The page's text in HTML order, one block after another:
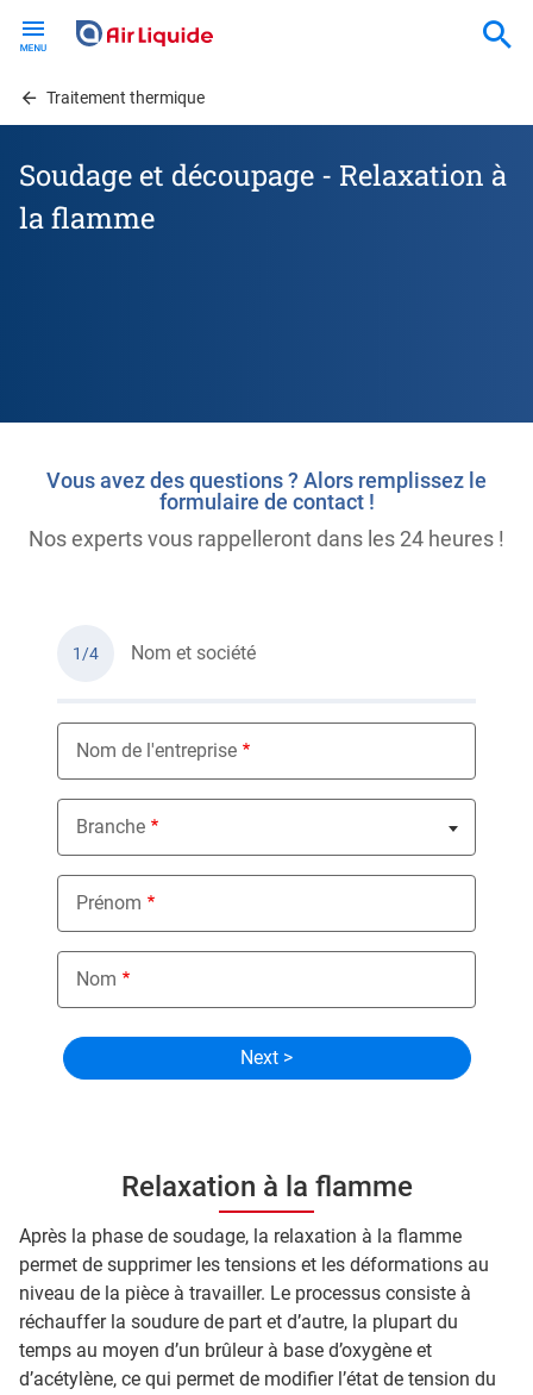
contentTraitement thermique
Soudage et découpage - Relaxation à
la flamme
Relaxation à la flamme
Après la phase de soudage, la relaxation à la flamme
permet de supprimer les tensions et les déformations au
niveau de la pièce à travailler. Le processus consiste à
réchauffer la soudure de part et d’autre, la plupart du
temps au moyen d’un brûleur à base d’oxygène et
d’acétylène, ce qui permet de modifier l’état de tension du
Vous avez des questions ? Alors remplissez le
formulaire de contact !
Nos experts vous rappelleront dans les 24 heures !
1/4 Nom et société
Nom de l'entreprise
Branche
Nothing selected
Prénom
Nom